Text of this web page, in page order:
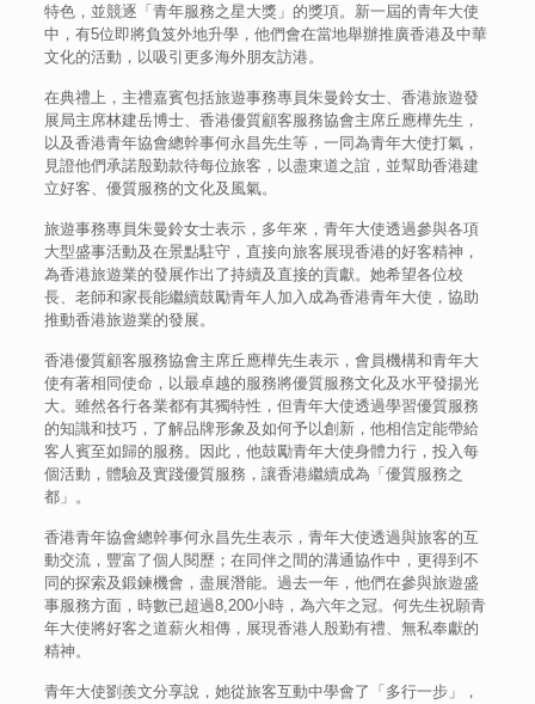
特色，並競逐「青年服務之星大獎」的獎項。新一屆的青年大使
中，有5位即將負笈外地升學，他們會在當地舉辦推廣香港及中華
文化的活動，以吸引更多海外朋友訪港。
在典禮上，主禮嘉賓包括旅遊事務專員朱曼鈴女士、香港旅遊發
展局主席林建岳博士、香港優質顧客服務協會主席丘應樺先生，
以及香港青年協會總幹事何永昌先生等，一同為青年大使打氣，
見證他們承諾殷勤款待每位旅客，以盡東道之誼，並幫助香港建
立好客、優質服務的文化及風氣。
旅遊事務專員朱曼鈴女士表示，多年來，青年大使透過參與各項
大型盛事活動及在景點駐守，直接向旅客展現香港的好客精神，
為香港旅遊業的發展作出了持續及直接的貢獻。她希望各位校
長、老師和家長能繼續鼓勵青年人加入成為香港青年大使，協助
推動香港旅遊業的發展。
香港優質顧客服務協會主席丘應樺先生表示，會員機構和青年大
使有著相同使命，以最卓越的服務將優質服務文化及水平發揚光
大。雖然各行各業都有其獨特性，但青年大使透過學習優質服務
的知識和技巧，了解品牌形象及如何予以創新，他相信定能帶給
客人賓至如歸的服務。因此，他鼓勵青年大使身體力行，投入每
個活動，體驗及實踐優質服務，讓香港繼續成為「優質服務之
都」。
香港青年協會總幹事何永昌先生表示，青年大使透過與旅客的互
動交流，豐富了個人閱歷；在同伴之間的溝通協作中，更得到不
同的探索及鍛鍊機會，盡展潛能。過去一年，他們在參與旅遊盛
事服務方面，時數已超過8,200小時，為六年之冠。何先生祝願青
年大使將好客之道薪火相傳，展現香港人殷勤有禮、無私奉獻的
精神。
青年大使劉羨文分享說，她從旅客互動中學會了「多行一步」，